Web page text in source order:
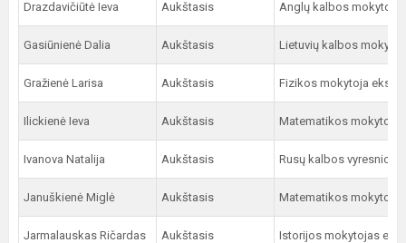
Drazdavičiūtė Ieva Aukštasis Anglų kalbos mokytoja
Gasiūnienė Dalia Aukštasis Lietuvių kalbos
Gražienė Larisa Aukštasis Fizikos mokytoja
Ilickienė Ieva Aukštasis Matematikos mokytoja
Ivanova Natalija Aukštasis Rusų kalbos vyresnioji
Januškienė Miglė Aukštasis Matematikos mokytoja
Jarmalauskas Ričardas Aukštasis Istorijos mokytojas